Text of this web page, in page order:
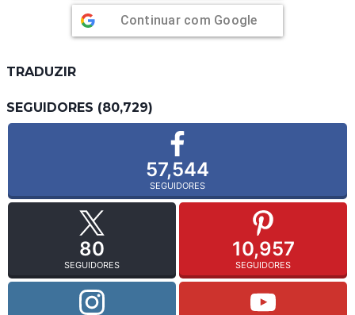
Continuar com Google
TRADUZIR
SEGUIDORES (80,729)
57,544
SEGUIDORES
80
SEGUIDORES
10,957
SEGUIDORES